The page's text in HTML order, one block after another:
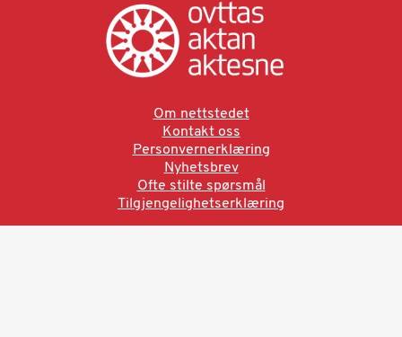
Om nettstedet
Kontakt oss
Personvernerklæring
Nyhetsbrev
Ofte stilte spørsmål
Tilgjengelighetserklæring